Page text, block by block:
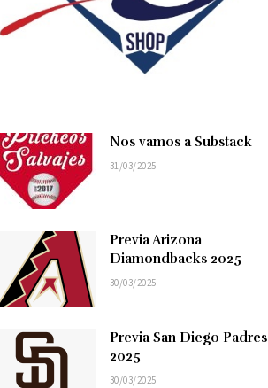
Nos vamos a Substack
31/03/2025
Previa Arizona
Diamondbacks 2025
30/03/2025
Previa San Diego Padres
2025
30/03/2025